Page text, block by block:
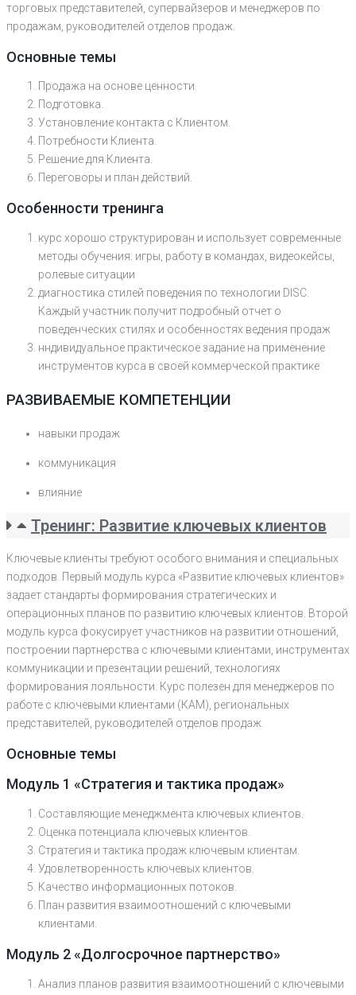
торговых представителей, супервайзеров и менеджеров по
продажам, руководителей отделов продаж.
Основные темы
Продажа на основе ценности.
Подготовка.
Установление контакта с Клиентом.
Потребности Клиента.
Решение для Клиента.
Переговоры и план действий.
Особенности тренинга
курс хорошо структурирован и использует современные
методы обучения: игры, работу в командах, видеокейсы,
ролевые ситуации
диагностика стилей поведения по технологии DISC.
Каждый участник получит подробный отчет о
поведенческих стилях и особенностях ведения продаж
нндивидуальное практическое задание на применение
инструментов курса в своей коммерческой практике
РАЗВИВАЕМЫЕ КОМПЕТЕНЦИИ
навыки продаж
коммуникация
влияние
Тренинг: Развитие ключевых клиентов
Ключевые клиенты требуют особого внимания и специальных
подходов. Первый модуль курса «Развитие ключевых клиентов»
задает стандарты формирования стратегических и
операционных планов по развитию ключевых клиентов. Второй
модуль курса фокусирует участников на развитии отношений,
построении партнерства с ключевыми клиентами, инструментах
коммуникации и презентации решений, технологиях
формирования лояльности. Курс полезен для менеджеров по
работе с ключевыми клиентами (КАМ), региональных
представителей, руководителей отделов продаж.
Основные темы
Модуль 1 «Стратегия и тактика продаж»
Составляющие менеджмента ключевых клиентов.
Оценка потенциала ключевых клиентов.
Стратегия и тактика продаж ключевым клиентам.
Удовлетворенность ключевых клиентов.
Качество информационных потоков.
План развития взаимоотношений с ключевыми
клиентами.
Модуль 2 «Долгосрочное партнерство»
Анализ планов развития взаимоотношений с ключевыми